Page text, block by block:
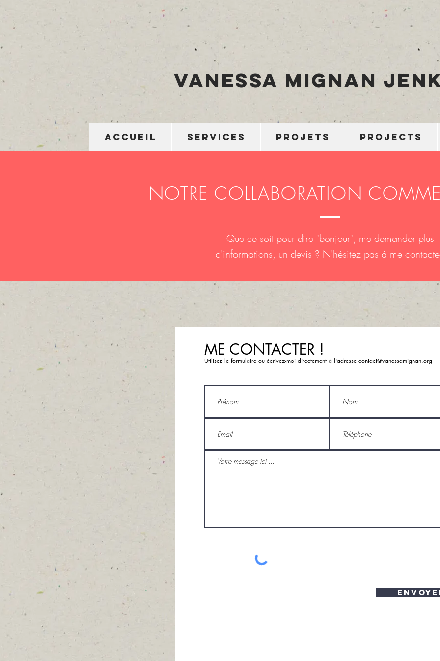
VanessA Mignan
ACCUEIL SERVICES PROJETS Projects
NOTRE COLLABORATION
Que ce soit pour dire "bonjour", me demander plus
d'informations, un devis ? N'hésitez pas à me
ME CONTACTER !
Utilisez le formulaire ou écrivez-moi directement à l'adresse contact@vanessamignan.org